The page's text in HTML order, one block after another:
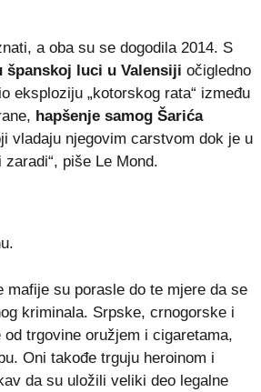
a oba su se dogodila 2014. S
španskoj luci u Valensiji očigledno
eksploziju „kotorskog rata“ između
hapšenje samog Šarića
vladaju njegovim carstvom dok je u
piše Le Mond.
su porasle do te mjere da se
kriminala. Srpske, crnogorske i
trgovine oružjem i cigaretama,
Oni takođe trguju heroinom i
da su uložili veliki deo legalne